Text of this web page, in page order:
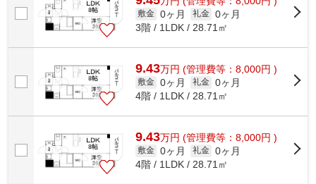
敷金 0ヶ月 礼金 0ヶ月
3階 / 1LDK / 28.71㎡
9.43万円 (管理費等：8,000円 )
敷金 0ヶ月 礼金 0ヶ月
4階 / 1LDK / 28.71㎡
9.43万円 (管理費等：8,000円 )
敷金 0ヶ月 礼金 0ヶ月
4階 / 1LDK / 28.71㎡